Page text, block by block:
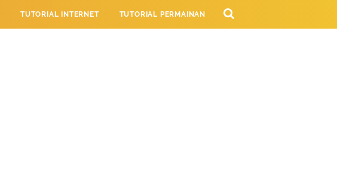
TUTORIAL INTERNET TUTORIAL PERMAINAN